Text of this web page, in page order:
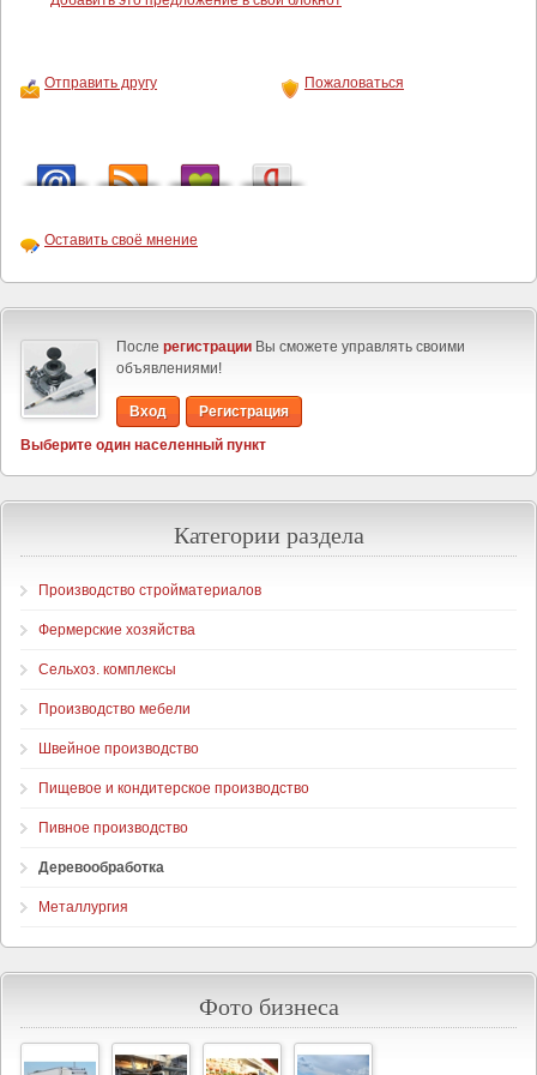
Отправить другу Пожаловаться
Оставить своё мнение
После регистрации Вы сможете управлять своими
объявлениями!
Вход
Регистрация
Выберите один населенный пункт
Категории раздела
Производство стройматериалов
Фермерские хозяйства
Сельхоз. комплексы
Производство мебели
Швейное производство
Пищевое и кондитерское производство
Пивное производство
Деревообработка
Металлургия
Фото бизнеса